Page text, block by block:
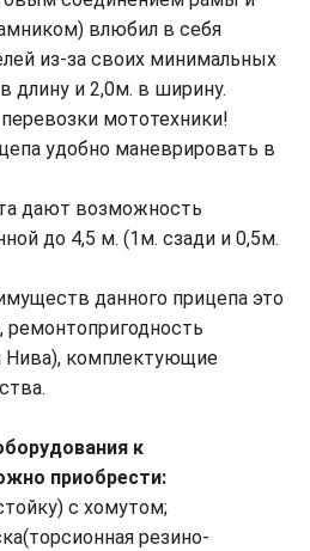
влюбил в себя
из-за своих минимальных
длину и 2,0м. в ширину.
мототехники!
удобно маневрировать в
дают возможность
до 4,5 м. (1м. сзади и 0,5м.
данного прицепа это
ремонтопригодность
Нива), комплектующие
к
приобрести:
с хомутом;
резино-